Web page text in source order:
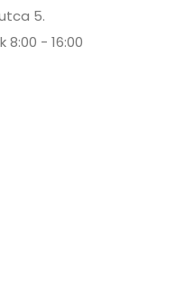
5.
- 16:00